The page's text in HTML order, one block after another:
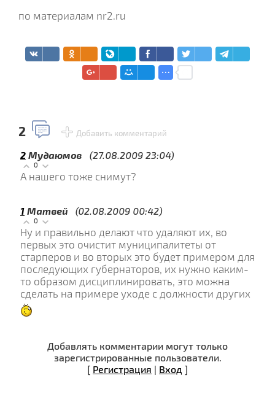
по материалам nr2.ru
2 Добавить комментарий
2 Мудаюмов (27.08.2009 23:04)
0
А нашего тоже снимут?
1 Матвей (02.08.2009 00:42)
0
Ну и правильно делают что удаляют их, во
первых это очистит муниципалитеты от
старперов и во вторых это будет примером для
последующих губернаторов, их нужно каким-
то образом дисциплинировать, это можна
сделать на примере уходе с должности других
Добавлять комментарии могут только
зарегистрированные пользователи.
[ Регистрация | Вход ]